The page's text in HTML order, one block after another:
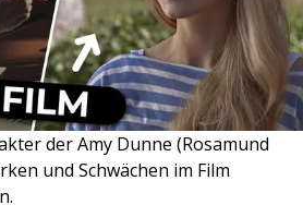
der Amy Dunne (Rosamund
und Schwächen im Film